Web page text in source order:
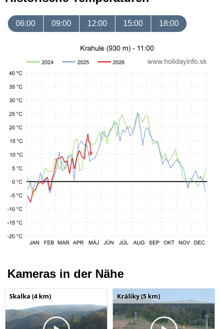
06:00 09:00 12:00 15:00 18:00
Kameras in der Nähe
Skalka (4 km) Králiky (5 km)